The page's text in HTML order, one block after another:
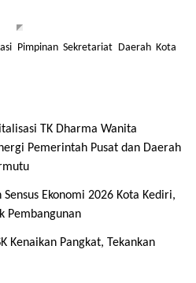
Pimpinan Sekretariat Daerah Kota
TK Dharma Wanita
Pemerintah Pusat dan Daerah
Ekonomi 2026 Kota Kediri,
Pembangunan
Kenaikan Pangkat, Tekankan